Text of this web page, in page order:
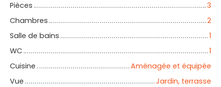
Pièces
3
Chambres
2
Salle de bains
1
WC
1
Cuisine
Aménagée et équipée
Vue
Jardin, terrasse